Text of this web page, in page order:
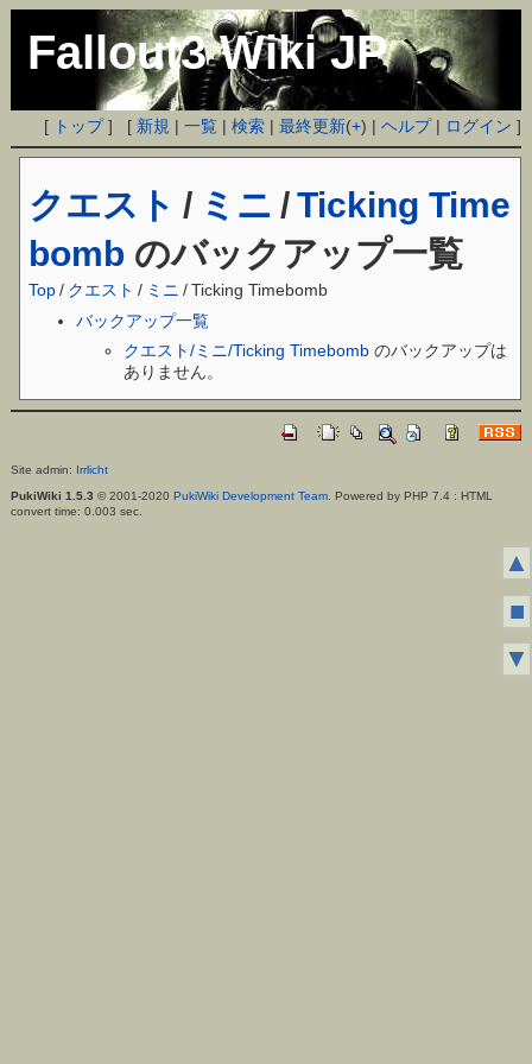
Fallout3 Wiki JP
[ トップ] [ 新規 |一覧 |検索 |最終更新(+) |ヘルプ| ログイン ]
クエスト / ミニ /Ticking Time
bomb のバックアップ一覧
Top / クエスト / ミニ / Ticking Timebomb
バックアップ一覧
クエスト/ミニ/Ticking Timebomb のバックアップは
ありません。
Site admin: Irrlicht
PukiWiki 1.5.3 © 2001-2020 PukiWiki Development Team. Powered by PHP 7.4 : HTML
convert time: 0.003 sec.
▲
■
▼